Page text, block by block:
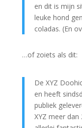
en dit is mijn
leuke hond
coladas. (En
…of zoiets als dit:
De XYZ
en heeft
publiek
XYZ meer